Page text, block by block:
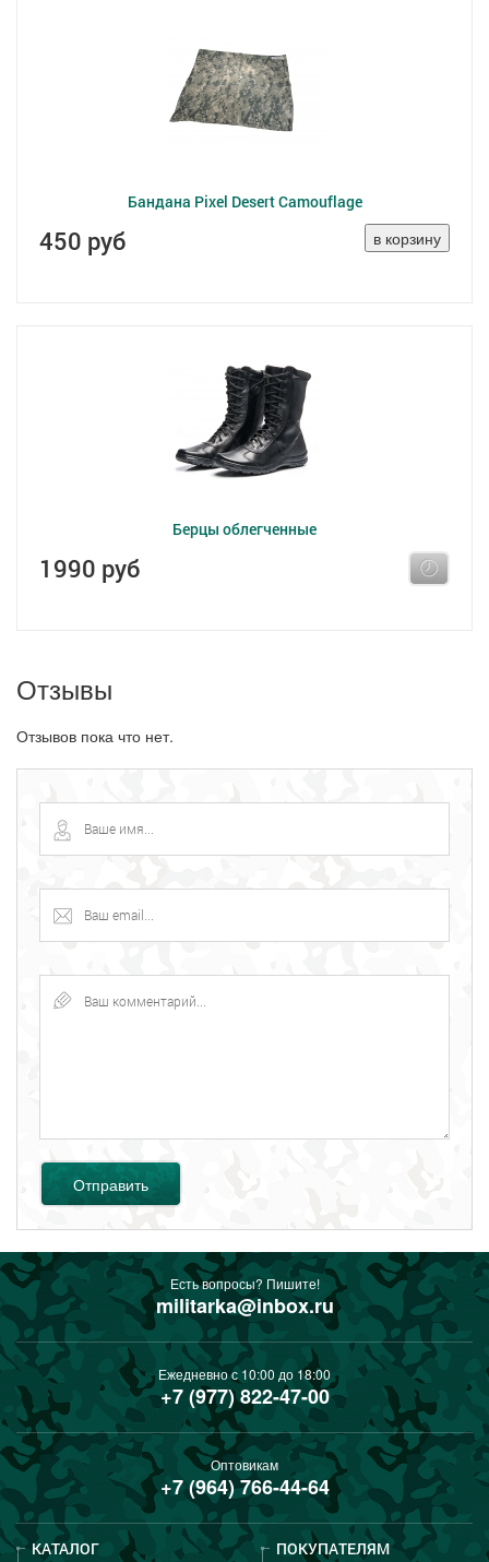
Бандана Pixel Desert Camouflage
450 руб
Берцы облегченные
1990 руб
Отзывы
Отзывов пока что нет.
Отправить
Есть вопросы? Пишите!
militarka@inbox.ru
Ежедневно с 10:00 до 18:00
+7 (977) 822-47-00
Оптовикам
+7 (964) 766-44-64
КАТАЛОГ ПОКУПАТЕЛЯМ